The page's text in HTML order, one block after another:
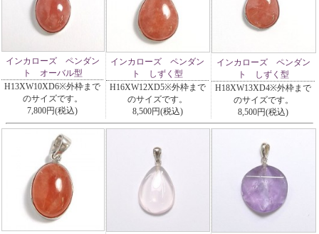
インカローズ ペンダン
ト オーバル型
H13XW10XD6※外枠まで
のサイズです。
7,800円(税込)
インカローズ ペンダン
ト しずく型
H16XW12XD5※外枠まで
のサイズです。
8,500円(税込)
インカローズ ペンダン
ト しずく型
H18XW13XD4※外枠まで
のサイズです。
8,500円(税込)